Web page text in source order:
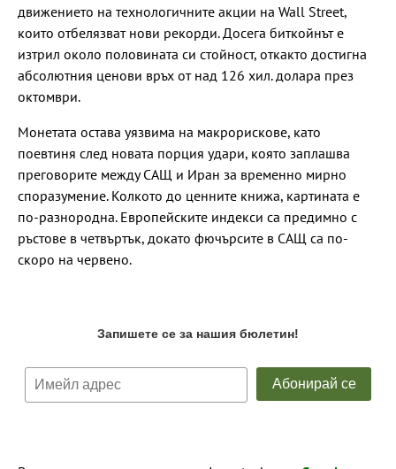
движението на технологичните акции на Wall Street,
които отбелязват нови рекорди. Досега биткойнът е
изтрил около половината си стойност, откакто достигна
абсолютния ценови връх от над 126 хил. долара през
октомври.
Монетата остава уязвима на макрорискове, като
поевтиня след новата порция удари, която заплашва
преговорите между САЩ и Иран за временно мирно
споразумение. Колкото до ценните книжа, картината е
по-разнородна. Европейските индекси са предимно с
ръстове в четвъртък, докато фючърсите в САЩ са по-
скоро на червено.